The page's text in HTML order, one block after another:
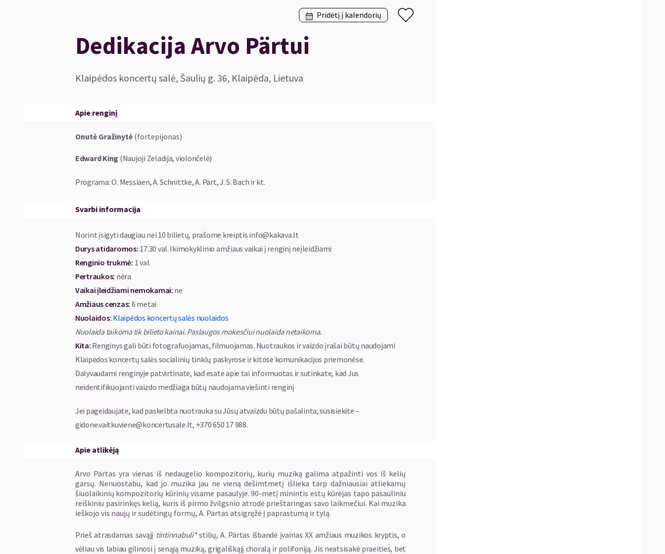
Pridėtį į kalendorių
Dedikacija Arvo Pärtui
Klaipėdos koncertų salė, Šaulių g. 36, Klaipėda, Lietuva
Apie renginį
Onutė Gražinytė (fortepijonas)
Edward King (Naujoji Zeladija, violončelė)
Programa: O. Messiaen, A. Schnittke, A. Pärt, J. S. Bach ir kt.
Svarbi informacija
Norint įsigyti daugiau nei 10 bilietų, prašome kreiptis info@kakava.lt
Durys atidaromos: 17.30 val. Ikimokyklinio amžiaus vaikai į renginį neįleidžiami
Renginio trukmė: 1 val.
Pertraukos: nėra
Vaikai įleidžiami nemokamai: ne
Amžiaus cenzas: 6 metai
Nuolaidos: Klaipėdos koncertų salės nuolaidos
Nuolaida taikoma tik bilieto kainai. Paslaugos mokesčiui nuolaida netaikoma.
Kita: Renginys gali būti fotografuojamas, filmuojamas. Nuotraukos ir vaizdo įrašai būtų naudojami
Klaipėdos koncertų salės socialinių tinklų paskyrose ir kitose komunikacijos priemonėse.
Dalyvaudami renginyje patvirtinate, kad esate apie tai informuotas ir sutinkate, kad Jus
neidentifikuojanti vaizdo medžiaga būtų naudojama viešinti renginį
Jei pageidaujate, kad paskelbta nuotrauka su Jūsų atvaizdu būtų pašalinta, susisiekite –
gidone.vaitkuviene@koncertusale.lt, +370 650 17 988.
Apie atlikėją
Arvo Pärtas yra vienas iš nedaugelio kompozitorių, kurių muziką galima atpažinti vos iš kelių
garsų. Nenuostabu, kad jo muzika jau ne vieną dešimtmetį išlieka tarp dažniausiai atliekamų
šiuolaikinių kompozitorių kūrinių visame pasaulyje. 90-metį minintis estų kūrėjas tapo pasauliniu
reiškiniu pasirinkęs kelią, kuris iš pirmo žvilgsnio atrodė prieštaringas savo laikmečiui. Kai muzika
ieškojo vis naujų ir sudėtingų formų, A. Pärtas atsigręžė į paprastumą ir tylą.
Prieš atrasdamas savąjį tintinnabuli*stilių, A. Pärtas išbandė įvairias XX amžiaus muzikos kryptis, o
vėliau vis labiau gilinosi į senąją muziką, grigališkąjį choralą ir polifoniją. Jis neatsisakė praeities, bet